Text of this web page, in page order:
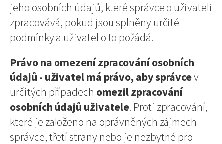
jeho osobních údajů, které správce o uživateli
zpracovává, pokud jsou splněny určité
podmínky a uživatel o to požádá.
Právo na omezení zpracování osobních
údajů - uživatel má právo, aby správcev
určitých případech omezil zpracování
osobních údajů uživatele. Proti zpracování,
které je založeno na oprávněných zájmech
správce, třetí strany nebo je nezbytné pro